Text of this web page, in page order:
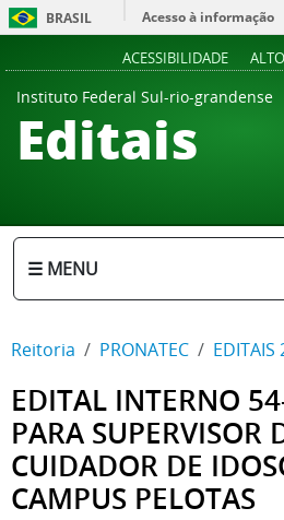
BRASIL
Acesso à informação
ACESSIBILIDADE
Instituto Federal Sul-rio-grandense
Editais
☰ MENU
Reitoria PRONATEC EDITAIS
EDITAL INTERNO
PARA SUPERVISOR
CUIDADOR DE
CAMPUS PELOTAS